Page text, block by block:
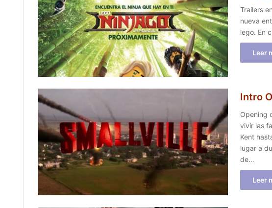
Trailers
nueva
lego. En
Leer
Intro
Opening
vivir las
Kent
lugar a
de…
Leer